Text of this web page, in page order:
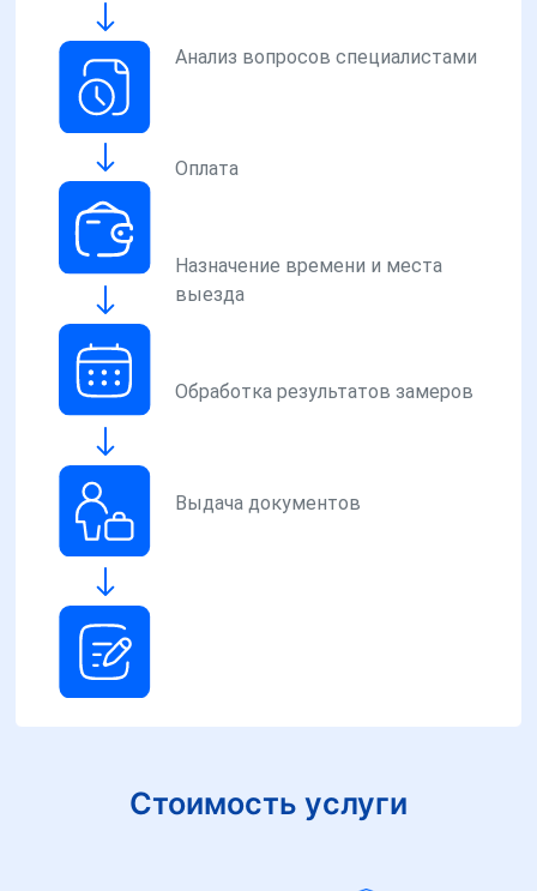
Анализ вопросов специалистами
Оплата
Назначение времени и места
выезда
Обработка результатов замеров
Выдача документов
Стоимость услуги